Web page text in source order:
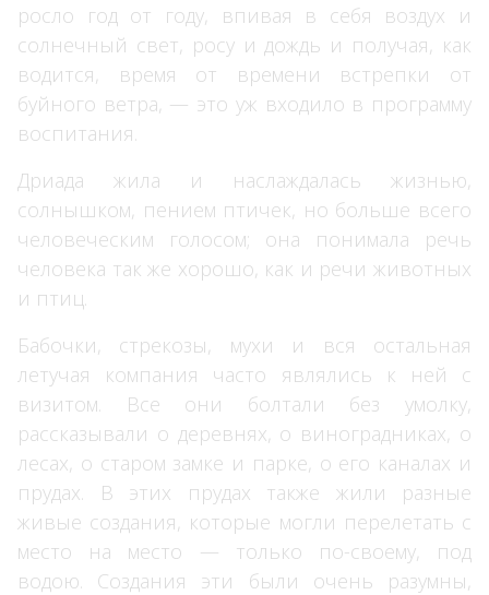
росло год от году, впивая в себя воздух и
солнечный свет, росу и дождь и получая, как
водится, время от времени встрепки от
буйного ветра, — это уж входило в программу
воспитания.
Дриада жила и наслаждалась жизнью,
солнышком, пением птичек, но больше всего
человеческим голосом; она понимала речь
человека так же хорошо, как и речи животных
и птиц.
Бабочки, стрекозы, мухи и вся остальная
летучая компания часто являлись к ней с
визитом. Все они болтали без умолку,
рассказывали о деревнях, о виноградниках, о
лесах, о старом замке и парке, о его каналах и
прудах. В этих прудах также жили разные
живые создания, которые могли перелетать с
место на место — только по-своему, под
водою. Создания эти были очень разумны,